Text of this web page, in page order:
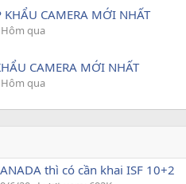
KHẨU CAMERA MỚI NHẤT
Hôm qua
CAMERA MỚI NHẤT
Hôm qua
thì có cần khai ISF 10+2